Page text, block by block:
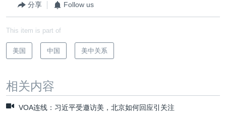
分享 Follow us
This item is part of
美国 中国 美中关系
相关内容
VOA连线：习近平受邀访美，北京如何回应引关注